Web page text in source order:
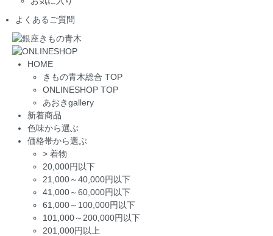
よくあるご質問
HOME
きもの青木総合 TOP
ONLINESHOP TOP
あおきgallery
新着商品
色味から選ぶ
価格帯から選ぶ
> 着物
20,000円以下
21,000～40,000円以下
41,000～60,000円以下
61,000～100,000円以下
101,000～200,000円以下
201,000円以上